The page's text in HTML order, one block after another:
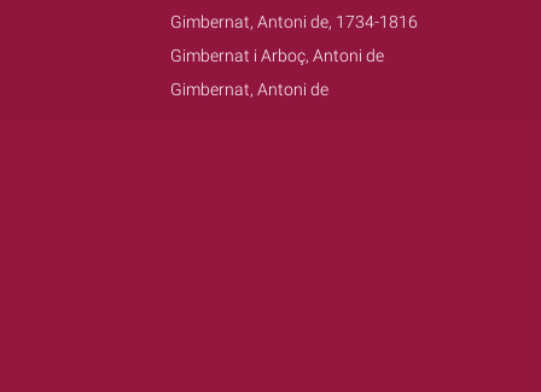
Gimbernat, Antoni de, 1734-1816
Gimbernat i Arboç, Antoni de
Gimbernat, Antoni de